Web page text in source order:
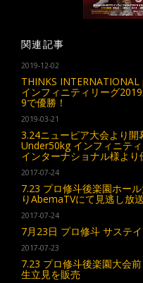
関連記事
2019-12-02
THINKS
インフィニティリーグ
9で優勝！
2019-03-21
3.24ニューピア大会より開
Under50kg インフィニテ
インターナショナル様よ
2017-07-24
7.23 プロ修斗後楽園ホー
りAbemaTVにて見逃し放送
2017-07-24
7月23日 プロ修斗 サステ
2017-07-23
7.23 プロ修斗後楽園大会
生立見を販売